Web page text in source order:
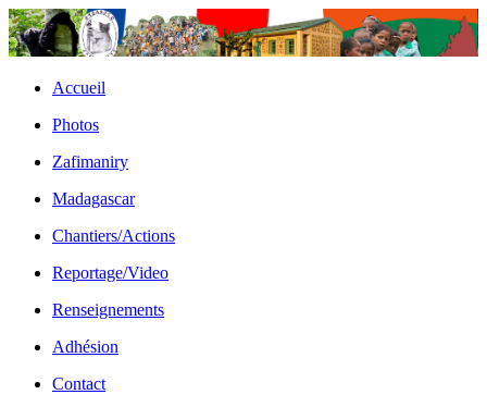
Accueil
Photos
Zafimaniry
Madagascar
Chantiers/Actions
Reportage/Video
Renseignements
Adhésion
Contact